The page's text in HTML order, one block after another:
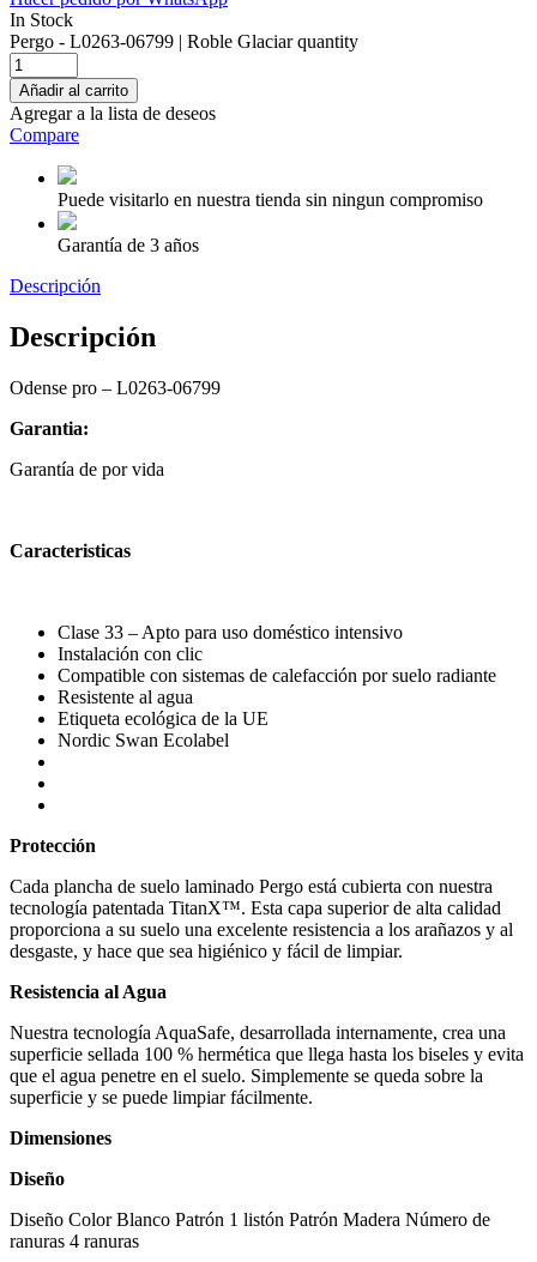
In Stock
Pergo - L0263-06799 | Roble Glaciar quantity
Añadir al carrito
Agregar a la lista de deseos
Compare
Puede visitarlo en nuestra tienda sin ningun compromiso
Garantía de 3 años
Descripción
Descripción
Odense pro – L0263-06799
Garantia:
Garantía de por vida
Caracteristicas
Clase 33 – Apto para uso doméstico intensivo
Instalación con clic
Compatible con sistemas de calefacción por suelo radiante
Resistente al agua
Etiqueta ecológica de la UE
Nordic Swan Ecolabel
Protección
Cada plancha de suelo laminado Pergo está cubierta con nuestra
tecnología patentada TitanX™. Esta capa superior de alta calidad
proporciona a su suelo una excelente resistencia a los arañazos y al
desgaste, y hace que sea higiénico y fácil de limpiar.
Resistencia al Agua
Nuestra tecnología AquaSafe, desarrollada internamente, crea una
superficie sellada 100 % hermética que llega hasta los biseles y evita
que el agua penetre en el suelo. Simplemente se queda sobre la
superficie y se puede limpiar fácilmente.
Dimensiones
Diseño
Diseño Color Blanco Patrón 1 listón Patrón Madera Número de
ranuras 4 ranuras